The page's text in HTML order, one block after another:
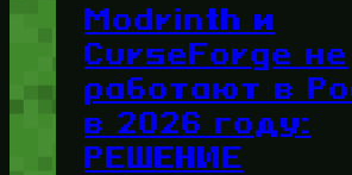
Modrinth и
CurseForge не
работают в
в 2026 году:
РЕШЕНИЕ